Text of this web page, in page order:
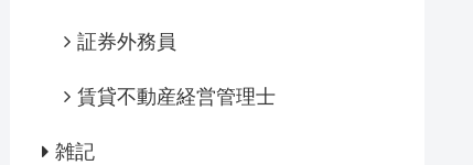
証券外務員
賃貸不動産経営管理士
雑記